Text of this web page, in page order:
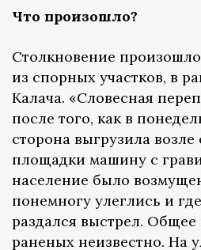
Что произошло?
Столкновение
из спорных участков, в
Калача. «Словесная
после того, как в
сторона выгрузила
площадки машину с
население было
понемногу улеглись и
раздался выстрел. Общее
раненых неизвестно. На